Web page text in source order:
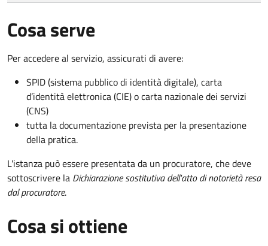
Cosa serve
Per accedere al servizio, assicurati di avere:
SPID (sistema pubblico di identità digitale), carta
d’identità elettronica (CIE) o carta nazionale dei servizi
(CNS)
tutta la documentazione prevista per la presentazione
della pratica.
L'istanza può essere presentata da un procuratore, che deve
sottoscrivere la Dichiarazione sostitutiva dell'atto di notorietà resa
dal procuratore.
Cosa si ottiene